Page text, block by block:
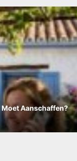
Aanschaffen?